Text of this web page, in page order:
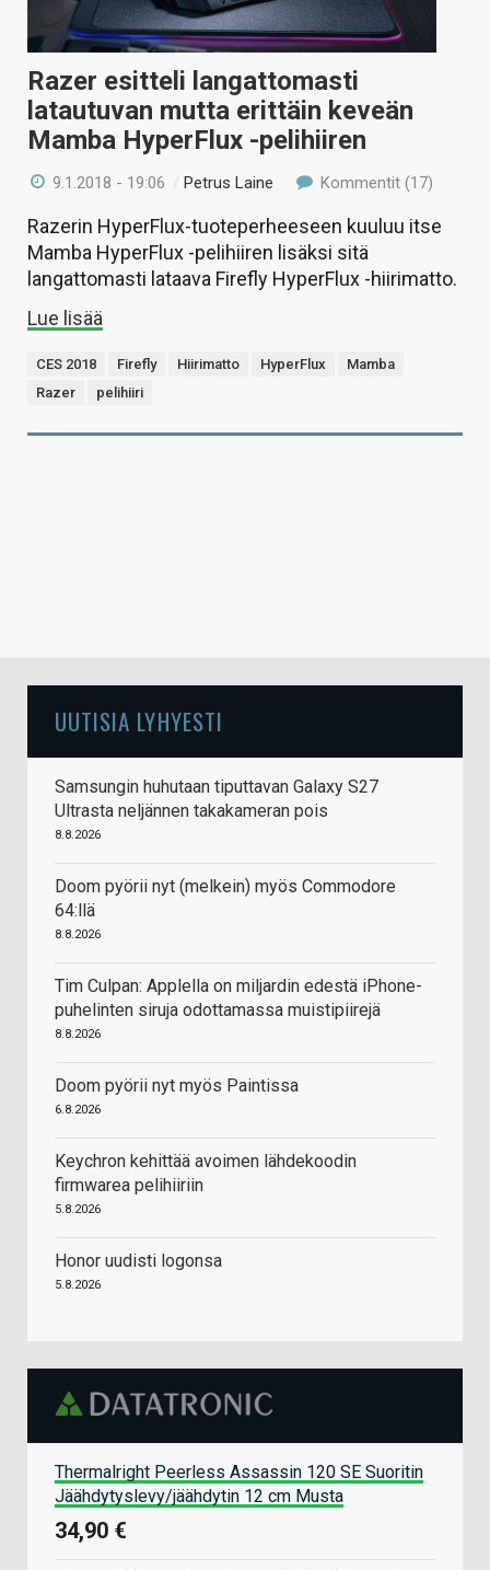
KAUPPA
VAIHDA TEEMA
HAKU
Razer esitteli langattomasti
latautuvan mutta erittäin keveän
Mamba HyperFlux -pelihiiren
9.1.2018 - 19:06 /Petrus Laine Kommentit (17)
Razerin HyperFlux-tuoteperheeseen kuuluu itse
Mamba HyperFlux -pelihiiren lisäksi sitä
langattomasti lataava Firefly HyperFlux -hiirimatto.
Lue lisää
CES 2018 Firefly Hiirimatto HyperFlux
Mamba
Razer
pelihiiri
UUTISIA LYHYESTI
Samsungin huhutaan tiputtavan Galaxy S27
Ultrasta neljännen takakameran pois
8.8.2026
Doom pyörii nyt (melkein) myös Commodore
64:llä
8.8.2026
Tim Culpan: Applella on miljardin edestä iPhone-
puhelinten siruja odottamassa muistipiirejä
8.8.2026
Doom pyörii nyt myös Paintissa
6.8.2026
Keychron kehittää avoimen lähdekoodin
firmwarea pelihiiriin
5.8.2026
Honor uudisti logonsa
5.8.2026
Thermalright Peerless Assassin 120 SE Suoritin
Jäähdytyslevy/jäähdytin 12 cm Musta
34,90 €